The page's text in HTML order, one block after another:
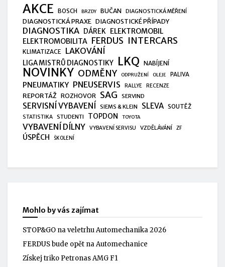
AKCE BOSCH BRZDY BUČAN DIAGNOSTICKÁ MĚŘENÍ
DIAGNOSTICKÁ PRAXE DIAGNOSTICKÉ PŘÍPADY
DIAGNOSTIKA DÁREK ELEKTROMOBIL
ELEKTROMOBILITA FERDUS INTERCARS
KLIMATIZACE LAKOVÁNÍ
LIGA MISTRŮ DIAGNOSTIKY LKQ NABÍJENÍ
NOVINKY ODMĚNY ODPRUŽENÍ OLEJE PALIVA
PNEUMATIKY PNEUSERVIS RALLYE RECENZE
REPORTÁŽ ROZHOVOR SAG SERVIND
SERVISNÍ VYBAVENÍ SIEMS & KLEIN SLEVA SOUTĚŽ
STATISTIKA STUDENTI TOPDON TOYOTA
VYBAVENÍ DÍLNY VYBAVENÍ SERVISU VZDĚLÁVÁNÍ ZF
ÚSPĚCH ŠKOLENÍ
Mohlo by vás zajímat
STOP&GO na veletrhu Automechanika 2026
FERDUS bude opět na Automechanice
Získej triko Petronas AMG F1